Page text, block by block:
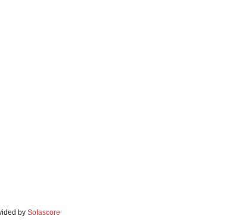
by Sofascore